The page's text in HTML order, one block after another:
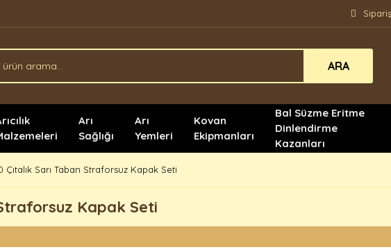
ARA
Arı
Sağlığı
Arı
Yemleri
Kovan
Ekipmanları
Bal Süzme Eritme
Dinlendirme
Kazanları
Çıtalık Sarı Taban Straforsuz Kapak Seti
Straforsuz Kapak Seti